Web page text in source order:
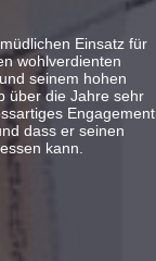
Einsatz für
wohlverdienten
seinem hohen
über die Jahre sehr
Engagement
dass er seinen
kann.